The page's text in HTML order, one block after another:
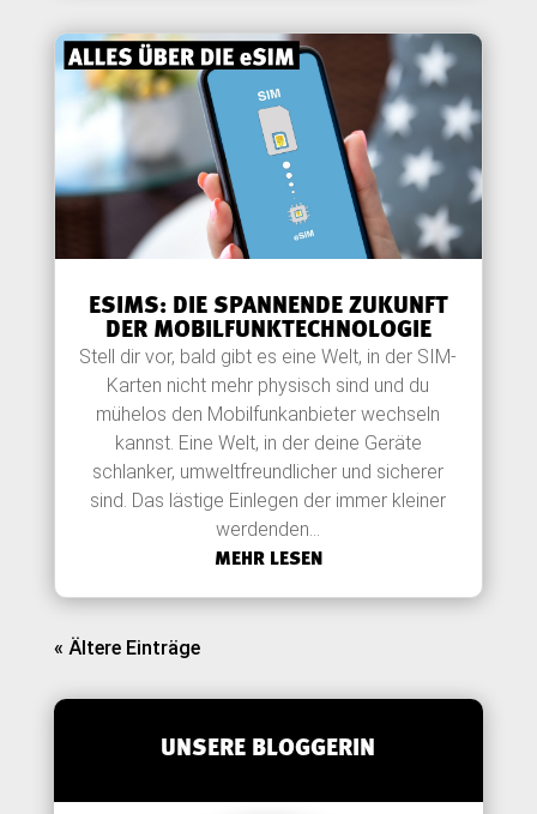
ESIMS: DIE SPANNENDE ZUKUNFT
DER MOBILFUNKTECHNOLOGIE
Stell dir vor, bald gibt es eine Welt, in der SIM-
Karten nicht mehr physisch sind und du
mühelos den Mobilfunkanbieter wechseln
kannst. Eine Welt, in der deine Geräte
schlanker, umweltfreundlicher und sicherer
sind. Das lästige Einlegen der immer kleiner
werdenden...
MEHR LESEN
« Ältere Einträge
UNSERE BLOGGERIN